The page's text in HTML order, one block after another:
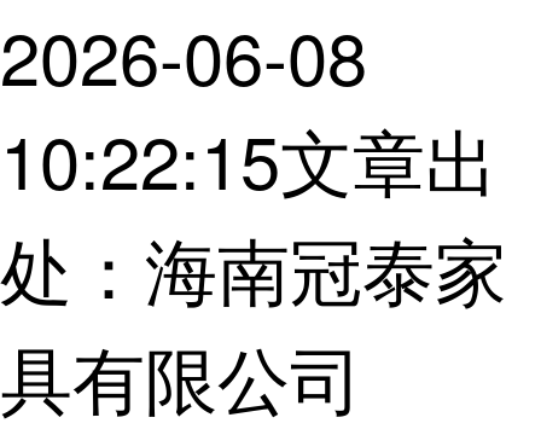
2026-06-08
10:22:15文章出
处：海南冠泰家
具有限公司